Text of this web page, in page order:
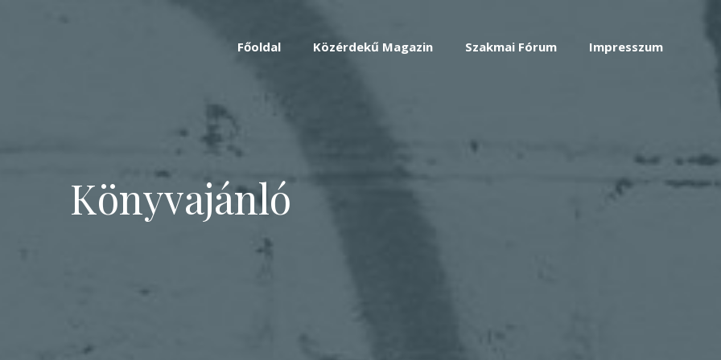
Főoldal Közérdekű Magazin Szakmai Fórum Impresszum
Könyvajánló